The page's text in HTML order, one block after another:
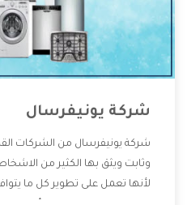
شركة يونيفرسال
شركة يونيفرسال من الشركات
وثابت ويثق بها الكثير من
لأنها تعمل على تطوير كل ما